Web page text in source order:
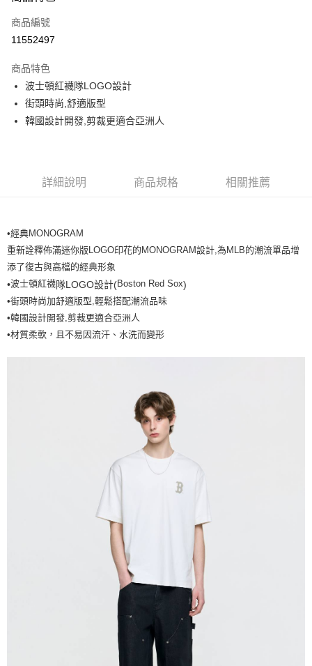
信用卡一次付款
超商取貨付款
Apple Pay
街口支付
全家取貨付款<未取貨列黑名單/不支援離島取退>
全家取貨<不支援離島取退>
每筆NT$60，滿NT$499(含以上)免運費
7-11取貨付款<未取貨列黑名單/不支援離島取退>
每筆NT$60，滿NT$499(含以上)免運費
7-11取貨<不支援離島取退>
商品編號
11552497
商品特色
波士頓紅襪隊LOGO設計
街頭時尚,舒適版型
韓國設計開發,剪裁更適合亞洲人
詳細說明 商品規格 相關推薦
•經典MONOGRAM
重新詮釋佈滿迷你版LOGO印花的MONOGRAM設計,為MLB的潮流單品增
添了復古與高檔的經典形象
•波士頓紅襪隊LOGO設計(Boston Red Sox)
•街頭時尚加舒適版型,輕鬆搭配潮流品味
•韓國設計開發,剪裁更適合亞洲人
•材質柔軟，且不易因流汗、水洗而變形